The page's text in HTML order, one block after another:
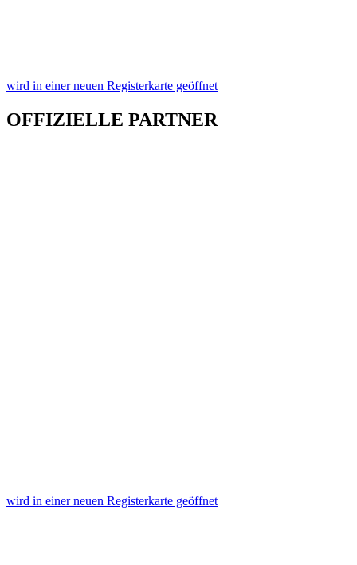
wird in einer neuen Registerkarte geöffnet
OFFIZIELLE PARTNER
wird in einer neuen Registerkarte geöffnet